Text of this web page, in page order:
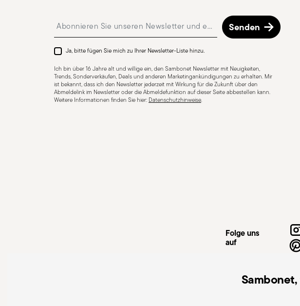
Senden
Ja, bitte fügen Sie mich zu Ihrer Newsletter-Liste hinzu.
Ich bin über 16 Jahre alt und willige ein, den Sambonet Newsletter mit Neuigkeiten,
Trends, Sonderverkäufen, Deals und anderen Marketingankündigungen zu erhalten. Mir
ist bekannt, dass ich den Newsletter jederzeit mit Wirkung für die Zukunft über den
Abmeldelink im Newsletter oder die Abmeldefunktion auf dieser Seite abbestellen kann.
Weitere Informationen finden Sie hier: Datenschutzhinweise.
Folge uns
auf